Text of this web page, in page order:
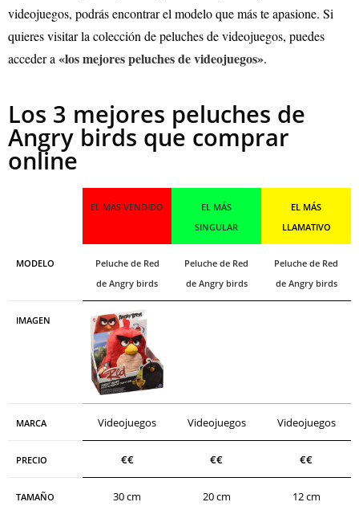
videojuegos, podrás encontrar el modelo que más te apasione. Si
quieres visitar la colección de peluches de videojuegos, puedes
acceder a «los mejores peluches de videojuegos».
Los 3 mejores peluches de
Angry birds que comprar
online
EL MÁS VENDIDO
EL MÁS
SINGULAR
EL MÁS
LLAMATIVO
MODELO
Peluche de Red
de Angry birds
Peluche de Red
de Angry birds
Peluche de Red
de Angry birds
IMAGEN
MARCA Videojuegos Videojuegos Videojuegos
PRECIO €€ €€ €€
TAMAÑO 30 cm 20 cm 12 cm